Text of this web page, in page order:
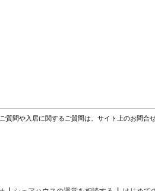
問や入居に関するご質問は、サイト上のお問合